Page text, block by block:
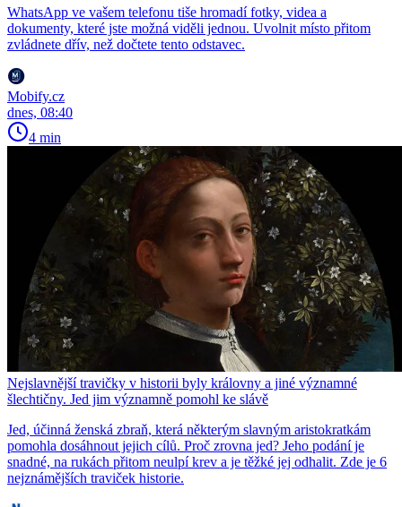
WhatsApp ve vašem telefonu tiše hromadí fotky, videa a
dokumenty, které jste možná viděli jednou. Uvolnit místo přitom
zvládnete dřív, než dočtete tento odstavec.
Mobify.cz
dnes, 08:40
4 min
Nejslavnější travičky v historii byly královny a jiné významné
šlechtičny. Jed jim významně pomohl ke slávě
Jed, účinná ženská zbraň, která některým slavným aristokratkám
pomohla dosáhnout jejich cílů. Proč zrovna jed? Jeho podání je
snadné, na rukách přitom neulpí krev a je těžké jej odhalit. Zde je 6
nejznámějších traviček historie.